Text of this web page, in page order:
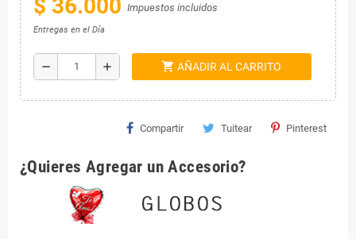
$ 36.000 Impuestos incluidos
Entregas en el Día
remove add shopping_cart AÑADIR AL CARRITO
Compartir Tuitear Pinterest
¿Quieres Agregar un Accesorio?